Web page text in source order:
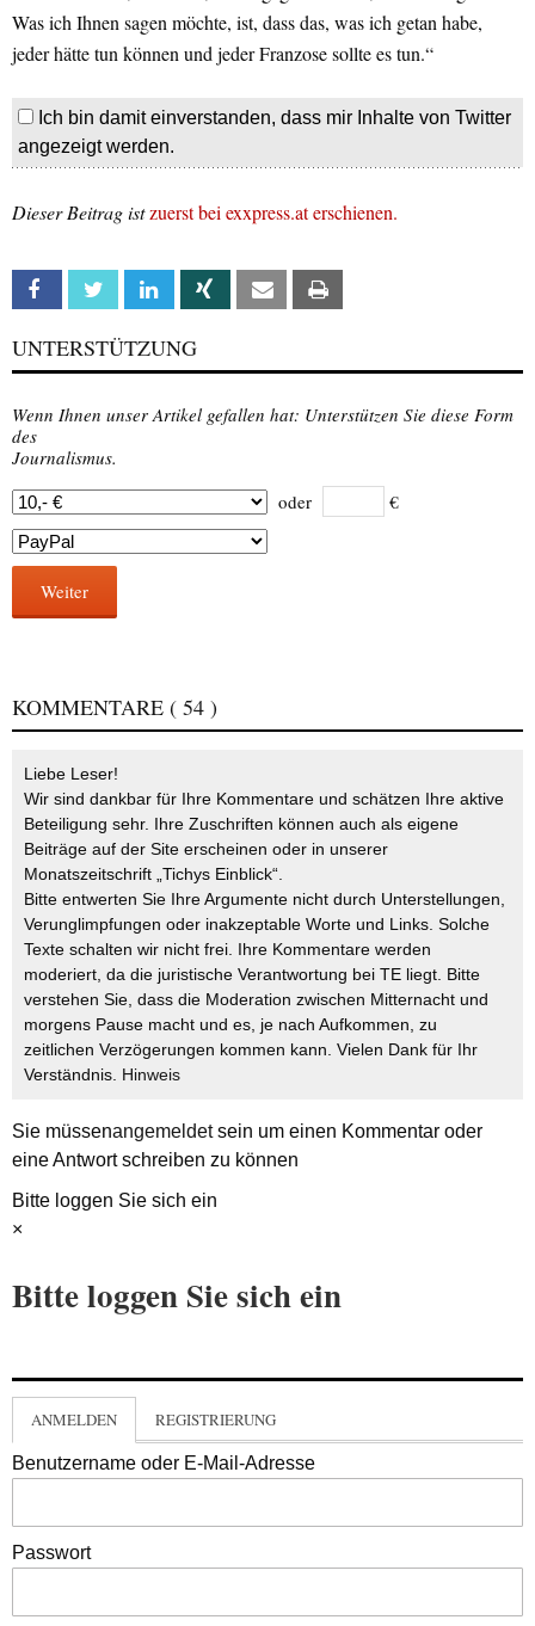
Was ich Ihnen sagen möchte, ist, dass das, was ich getan habe,
jeder hätte tun können und jeder Franzose sollte es tun.“
Ich bin damit einverstanden, dass mir Inhalte von Twitter
angezeigt werden.
Dieser Beitrag istzuerst bei exxpress.at erschienen.
Facebook Twitter Linkedin Xing Email
UNTERSTÜTZUNG
Wenn Ihnen unser Artikel gefallen hat: Unterstützen Sie diese Form
des
Journalismus.
oder
€
Weiter
KOMMENTARE ( 54 )
Liebe Leser!
Wir sind dankbar für Ihre Kommentare und schätzen Ihre aktive
Beteiligung sehr. Ihre Zuschriften können auch als eigene
Beiträge auf der Site erscheinen oder in unserer
Monatszeitschrift „Tichys Einblick“.
Bitte entwerten Sie Ihre Argumente nicht durch Unterstellungen,
Verunglimpfungen oder inakzeptable Worte und Links. Solche
Texte schalten wir nicht frei. Ihre Kommentare werden
moderiert, da die juristische Verantwortung bei TE liegt. Bitte
verstehen Sie, dass die Moderation zwischen Mitternacht und
morgens Pause macht und es, je nach Aufkommen, zu
zeitlichen Verzögerungen kommen kann. Vielen Dank für Ihr
Verständnis. Hinweis
Sie müssenangemeldetsein um einen Kommentar oder
eine Antwort schreiben zu können
Bitte loggen Sie sich ein
×
Bitte loggen Sie sich ein
ANMELDEN REGISTRIERUNG
Benutzername oder E-Mail-Adresse
Passwort